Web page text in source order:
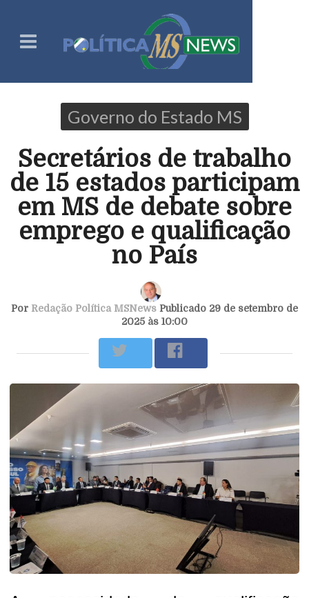
Governo do Estado MS
Secretários de trabalho
de 15 estados participam
em MS de debate sobre
emprego e qualificação
no País
Por Redação Política MSNews Publicado 29 de setembro de
2025 às 10:00